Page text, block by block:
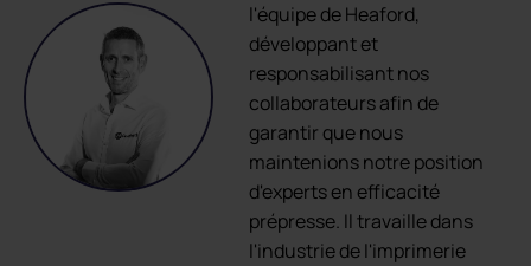
l'équipe de Heaford,
développant et
responsabilisant nos
collaborateurs afin de
garantir que nous
maintenions notre position
d'experts en efficacité
prépresse. Il travaille dans
l'industrie de l'imprimerie